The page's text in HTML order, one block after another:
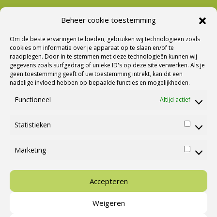
Beheer cookie toestemming
Om de beste ervaringen te bieden, gebruiken wij technologieën zoals
cookies om informatie over je apparaat op te slaan en/of te
raadplegen. Door in te stemmen met deze technologieën kunnen wij
gegevens zoals surfgedrag of unieke ID's op deze site verwerken. Als je
geen toestemming geeft of uw toestemming intrekt, kan dit een
nadelige invloed hebben op bepaalde functies en mogelijkheden.
Functioneel Altijd actief
Statistieken
Marketing
Accepteren
Weigeren
Ⓒ Cannenburg Caravans en Campers |